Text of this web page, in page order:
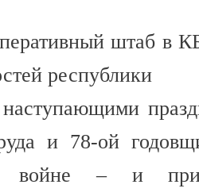
штаб в
республики
и 78-ой
войне – и